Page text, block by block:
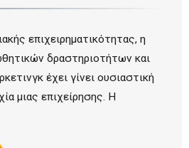
επιχειρηματικότητας, η
δραστηριοτήτων και
έχει γίνει ουσιαστική
μιας επιχείρησης. Η